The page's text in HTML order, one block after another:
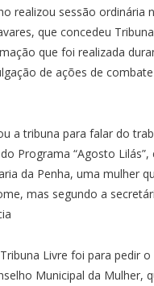
realizou sessão ordinária
que concedeu
que foi realizada
de ações de
a tribuna para falar do
Programa “Agosto
da Penha, uma mulher
mas segundo a
Livre foi para pedir
Municipal da Mulher,